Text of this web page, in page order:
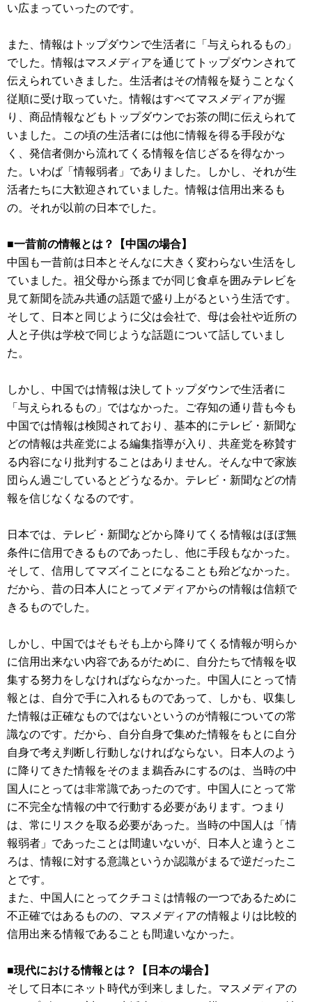
い広まっていったのです。
また、情報はトップダウンで生活者に「与えられるもの」
でした。情報はマスメディアを通じてトップダウンされて
伝えられていきました。生活者はその情報を疑うことなく
従順に受け取っていた。情報はすべてマスメディアが握
り、商品情報などもトップダウンでお茶の間に伝えられて
いました。この頃の生活者には他に情報を得る手段がな
く、発信者側から流れてくる情報を信じざるを得なかっ
た。いわば「情報弱者」でありました。しかし、それが生
活者たちに大歓迎されていました。情報は信用出来るも
の。それが以前の日本でした。
■一昔前の情報とは？【中国の場合】
中国も一昔前は日本とそんなに大きく変わらない生活をし
ていました。祖父母から孫までが同じ食卓を囲みテレビを
見て新聞を読み共通の話題で盛り上がるという生活です。
そして、日本と同じように父は会社で、母は会社や近所の
人と子供は学校で同じような話題について話していまし
た。
しかし、中国では情報は決してトップダウンで生活者に
「与えられるもの」ではなかった。ご存知の通り昔も今も
中国では情報は検閲されており、基本的にテレビ・新聞な
どの情報は共産党による編集指導が入り、共産党を称賛す
る内容になり批判することはありません。そんな中で家族
団らん過ごしているとどうなるか。テレビ・新聞などの情
報を信じなくなるのです。
日本では、テレビ・新聞などから降りてくる情報はほぼ無
条件に信用できるものであったし、他に手段もなかった。
そして、信用してマズイことになることも殆どなかった。
だから、昔の日本人にとってメディアからの情報は信頼で
きるものでした。
しかし、中国ではそもそも上から降りてくる情報が明らか
に信用出来ない内容であるがために、自分たちで情報を収
集する努力をしなければならなかった。中国人にとって情
報とは、自分で手に入れるものであって、しかも、収集し
た情報は正確なものではないというのが情報についての常
識なのです。だから、自分自身で集めた情報をもとに自分
自身で考え判断し行動しなければならない。日本人のよう
に降りてきた情報をそのまま鵜呑みにするのは、当時の中
国人にとっては非常識であったのです。中国人にとって常
に不完全な情報の中で行動する必要があります。つまり
は、常にリスクを取る必要があった。当時の中国人は「情
報弱者」であったことは間違いないが、日本人と違うとこ
ろは、情報に対する意識というか認識がまるで逆だったこ
とです。
また、中国人にとってクチコミは情報の一つであるために
不正確ではあるものの、マスメディアの情報よりは比較的
信用出来る情報であることも間違いなかった。
■現代における情報とは？【日本の場合】
そして日本にネット時代が到来しました。マスメディアの